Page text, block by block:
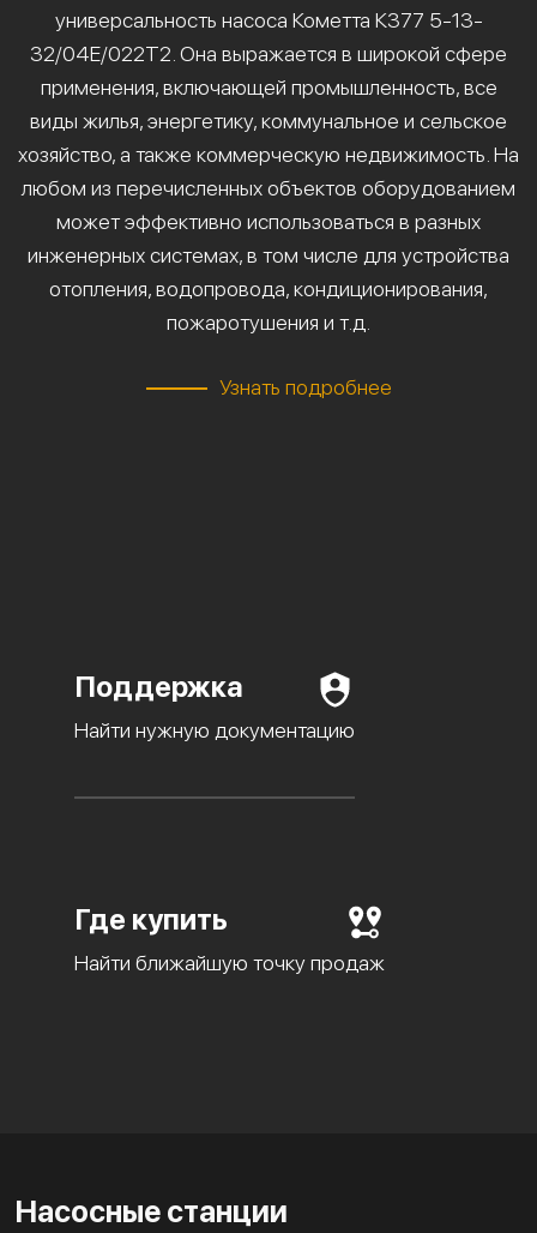
универсальность насоса Кометта К377 5-13-
32/04Е/022Т2. Она выражается в широкой сфере
применения, включающей промышленность, все
виды жилья, энергетику, коммунальное и сельское
хозяйство, а также коммерческую недвижимость. На
любом из перечисленных объектов оборудованием
может эффективно использоваться в разных
инженерных системах, в том числе для устройства
отопления, водопровода, кондиционирования,
пожаротушения и т.д.
Узнать подробнее
Поддержка
Найти нужную документацию
Где купить
Найти ближайшую точку продаж
Насосные станции